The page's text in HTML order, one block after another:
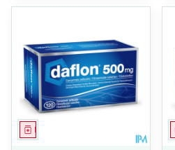
Médicament